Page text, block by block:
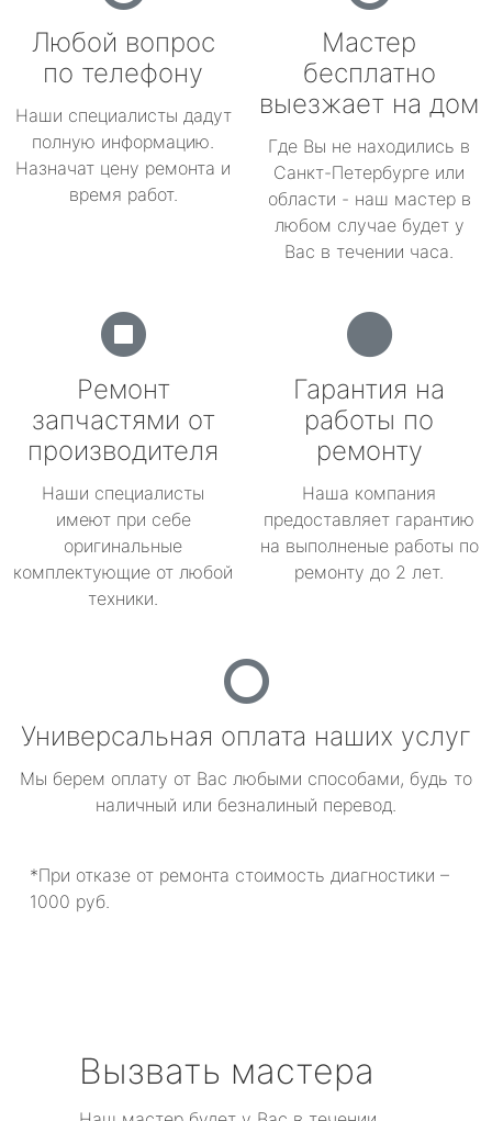
Любой вопрос
по телефону
Наши специалисты дадут
полную информацию.
Назначат цену ремонта и
время работ.
Мастер
бесплатно
выезжает на дом
Где Вы не находились в
Санкт-Петербурге или
области - наш мастер в
любом случае будет у
Вас в течении часа.
Ремонт
запчастями от
производителя
Наши специалисты
имеют при себе
оригинальные
комплектующие от любой
техники.
Гарантия на
работы по
ремонту
Наша компания
предоставляет гарантию
на выполненые работы по
ремонту до 2 лет.
Универсальная оплата наших услуг
Мы берем оплату от Вас любыми способами, будь то
наличный или безналиный перевод.
*При отказе от ремонта стоимость диагностики –
1000 руб.
Вызвать мастера